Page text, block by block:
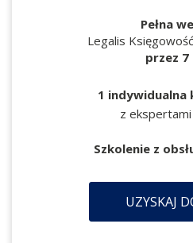
Pełna
Legalis
przez 7
1 indywidualna
z
Szkolenie z
UZYSKAJ